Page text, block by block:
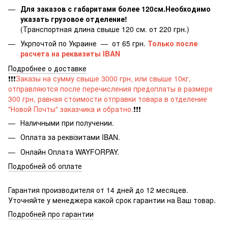
Для заказов с габаритами более 120см.Необходимо
указать грузовое отделение!
(Транспортная длина свыше 120 см. от 220 грн.)
Укрпочтой по Украине — от 65 грн. Только после
расчета на реквизиты IBAN
Подробнее о доставке
❗️❗️❗️Заказы на сумму свыше 3000 грн, или свыше 10кг,
отправляются после перечисления предоплаты в размере
300 грн, равная стоимости отправки товара в отделение
"Новой Почты" заказчика и обратно.❗️❗️❗️
Наличными при получении.
Оплата за реквізитами IBAN.
Онлайн Оплата WAYFORPAY.
Подробней об оплате
Гарантия производителя от 14 дней до 12 месяцев.
Уточняйте у менеджера какой срок гарантии на Ваш товар.
Подробней про гарантии